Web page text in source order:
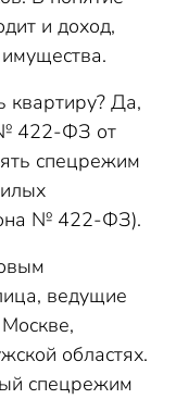
и доход,
квартиру? Да,
422-ФЗ от
спецрежим
№ 422-ФЗ).
ведущие
областях.
спецрежим